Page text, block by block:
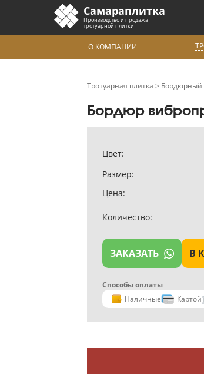
Самараплитка
Производство и продажа
тротуарной плитки
О КОМПАНИИ
Тротуарная плитка > Бордюрный
Бордюр
Цвет:
Размер:
Цена:
Количество:
ЗАКАЗАТЬ В
Способы оплаты
Наличные
Картой